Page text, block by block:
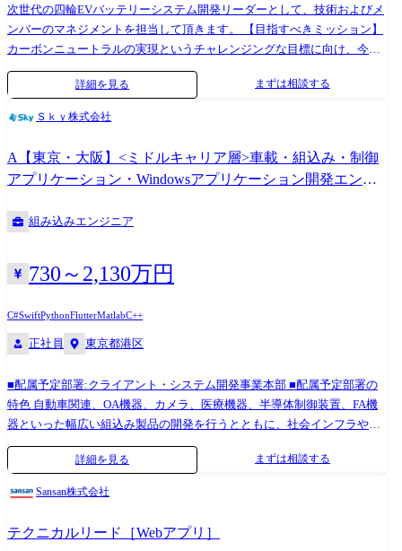
次世代の四輪EVバッテリーシステム開発リーダーとして、技術およびメ
ンバーのマネジメントを担当して頂きます。 【目指すべきミッション】
カーボンニュートラルの実現というチャレンジングな目標に向け、今
後、進化拡大してゆく電動車および、その先のエコロジーな社会のキー
コンポーネントである、エネルギーストレージシステム用リチウムイオ
魅力を高次元で両立させ、日々変化するお客様のニーズを具現化し、高
効率なバッテリーシステムの開発を推進することでカーボンニュートラ
ルな社会の実現を目指していきます。 【具体的には】 ●車載用リチウム
イオンバッテリーの開発 ・バッテリーサプライヤとの要求仕様書および
品・製造技術)の探索・開発 ●リチウムイオンバッテリー制御開発(状態推
理・検証 ・制御アルゴリズム開発と制御設定 ・セルおよび組電池、バッ
テリーパックシステム、実車による制御検証 ●各種CAE・シミュレーシ
の開発 ●リチウムイオンバッテリー関連サプライヤーとの部品開発 ●関
連技術調査・探索および将来戦略・コンセプト立案 ●グループメンバー
成支援および人事評価を通した成長促進やキャリア支援等) ※社内関連部
門(栃木/大阪拠点バッテリー開発メンバー)や社外(材料部品メーカー・バ
ッテリー評価機関・お取引様企業)と連携して業務を推進いただきます。
※専門性や適性、会社ニーズなどを踏まえ、会社が定める業務への配置
転換を命じる場合があります。 【開発ツール】 ※ミッションにより異な
ール:CATIA V5/V6、各種CAEツール 等 ・分析/シミュレーションツー
ル:SEM系/X線系の分析装置、一般的な電気/機械系の計測器、
MATLAB、Simulink、Labview 等 ・データ分析プログラミング:Python、
詳細を見る まずは相談する
Ｓｋｙ株式会社
A【東京・大阪】<ミドルキャリア層>車載・組込み・制御
アプリケーション・Windowsアプリケーション開発エンジ
組み込みエンジニア
730～2,130万円
C#SwiftPythonFlutterMatlabC++
正社員 東京都港区
■配属予定部署:クライアント・システム開発事業本部 ■配属予定部署の
特色 自動車関連、OA機器、カメラ、医療機器、半導体制御装置、FA機
器といった幅広い組込み製品の開発を行うとともに、社会インフラや防
衛・宇宙領域のシステム開発、組込み機器をエッジとしてWindowsアプ
リ、Webアプリやサーバー開発も行うIoT開発を行っております。 要件定
義・基本設計といった上流工程から実装・試験の下流工程までこなせる
境・技術要素の変化が激しい分野ですが、新しい技術の習得は積極的に
行い、 モデルベース開発や自動テスト環境の導入、生成AIの活用など新
詳細を見る まずは相談する
Sansan株式会社
テクニカルリード［Webアプリ］